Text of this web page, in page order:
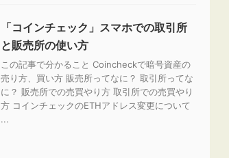
「コインチェック」スマホでの取引所
と販売所の使い方
この記事で分かること Coincheckで暗号資産の
売り方、買い方 販売所ってなに？ 取引所ってな
に？ 販売所での売買やり方 取引所での売買やり
方 コインチェックのETHアドレス変更について
...